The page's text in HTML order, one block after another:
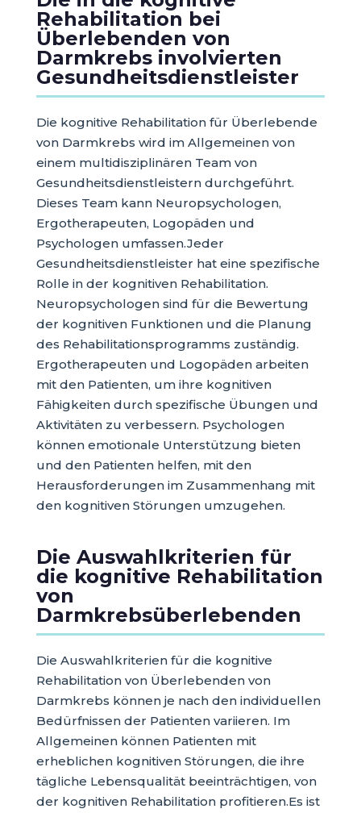
Rehabilitation bei
Überlebenden von
Darmkrebs involvierten
Gesundheitsdienstleister
Die kognitive Rehabilitation für Überlebende
von Darmkrebs wird im Allgemeinen von
einem multidisziplinären Team von
Gesundheitsdienstleistern durchgeführt.
Dieses Team kann Neuropsychologen,
Ergotherapeuten, Logopäden und
Psychologen umfassen.Jeder
Gesundheitsdienstleister hat eine spezifische
Rolle in der kognitiven Rehabilitation.
Neuropsychologen sind für die Bewertung
der kognitiven Funktionen und die Planung
des Rehabilitationsprogramms zuständig.
Ergotherapeuten und Logopäden arbeiten
mit den Patienten, um ihre kognitiven
Fähigkeiten durch spezifische Übungen und
Aktivitäten zu verbessern. Psychologen
können emotionale Unterstützung bieten
und den Patienten helfen, mit den
Herausforderungen im Zusammenhang mit
den kognitiven Störungen umzugehen.
Die Auswahlkriterien für
die kognitive Rehabilitation
von
Darmkrebsüberlebenden
Die Auswahlkriterien für die kognitive
Rehabilitation von Überlebenden von
Darmkrebs können je nach den individuellen
Bedürfnissen der Patienten variieren. Im
Allgemeinen können Patienten mit
erheblichen kognitiven Störungen, die ihre
tägliche Lebensqualität beeinträchtigen, von
der kognitiven Rehabilitation profitieren.Es ist